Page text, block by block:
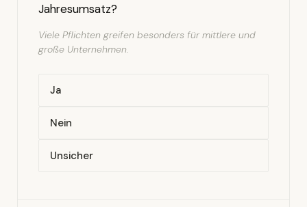
Jahresumsatz?
Viele Pflichten greifen besonders für mittlere und
große Unternehmen.
Ja
Nein
Unsicher